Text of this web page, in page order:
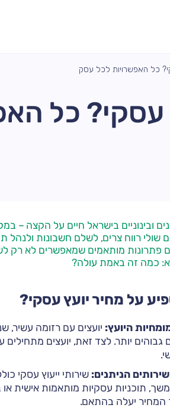
כל האפשרויות לכל עסק
עסקי? כל
ובינוניים בישראל חיים על הקצה –
רווח צרים, לשלם חשבונות ולנהל
פתרונות מותאמים שמאפשרים לא רק
כמה זה באמת עולה?
על מחיר יועץ עסקי?
היועץ: יועצים עם רזומה עשיר,
גבוהים יותר. לצד זאת, יועצים
הניתנים: שירותי ייעוץ עסקי
תוכניות עסקיות מותאמות אישית
המחיר יעלה בהתאם.